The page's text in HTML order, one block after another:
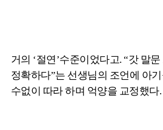
거의 ‘절연’수준이었다고. “갓 말
정확하다”는 선생님의 조언에 아
수없이 따라 하며 억양을 교정했다.